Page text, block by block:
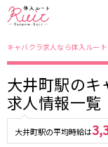
キャバクラ求人なら体入ルート
大井町駅のキ
求人情報一覧
大井町駅の平均時給は
東京都
上野
錦糸町・亀戸
東京メトロ日比
銀座駅
秋葉原駅